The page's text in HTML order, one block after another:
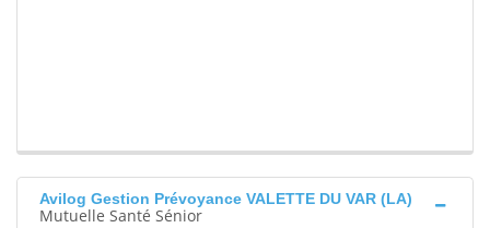
Avilog Gestion Prévoyance VALETTE DU VAR (LA)
Mutuelle Santé Sénior